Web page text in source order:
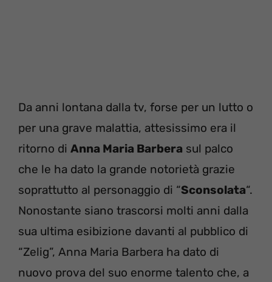
Da anni lontana dalla tv, forse per un lutto o
per una grave malattia, attesissimo era il
ritorno di Anna Maria Barbera sul palco
che le ha dato la grande notorietà grazie
soprattutto al personaggio di “Sconsolata“.
Nonostante siano trascorsi molti anni dalla
sua ultima esibizione davanti al pubblico di
“Zelig”, Anna Maria Barbera ha dato di
nuovo prova del suo enorme talento che, a